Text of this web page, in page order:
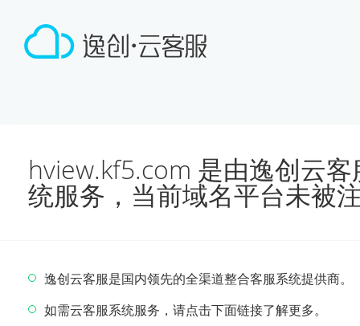
hview.kf5.com 是由逸创云
统服务，当前域名平台未被
逸创云客服是国内领先的全渠道整合客服系统提供商。
如需云客服系统服务，请点击下面链接了解更多。